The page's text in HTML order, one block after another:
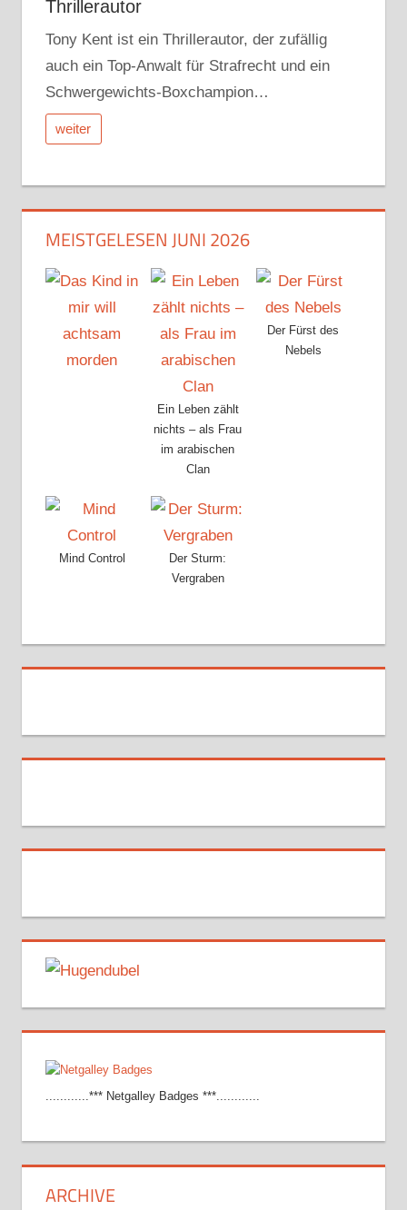
Thrillerautor
Tony Kent ist ein Thrillerautor, der zufällig
auch ein Top-Anwalt für Strafrecht und ein
Schwergewichts-Boxchampion…
weiter
MEISTGELESEN JUNI 2026
Ein Leben zählt
nichts – als Frau
im arabischen
Clan
Der Fürst des
Nebels
Mind Control
Der Sturm:
Vergraben
............*** Netgalley Badges ***............
ARCHIVE